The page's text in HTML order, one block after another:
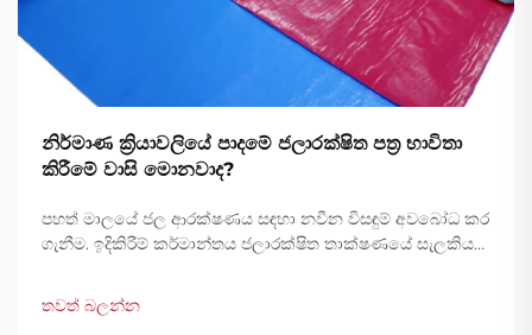
නිර්මාණ ක්‍රියාවලියේ පාදමේ ජලාරක්ෂිත පත්‍ර භාවිතා
කිරීමේ වාසි මොනවාද?
පහත් මාලයේ ජල ආරක්ෂණය සඳහා නවීන විසඳුම් අවබෝධ කර
ගැනීම. ඉදිකිරීම් කර්මාන්තය ජලාරක්ෂිත තාක්ෂණයේ සැලකිය
ව්‍යුහාත්මක ආරක්ෂණයේ පදනම ලෙස ඉදිරිපත් වී ඇත.
තවත් බලන්න